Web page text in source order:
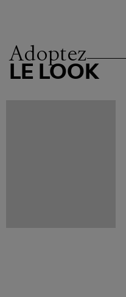
Adoptez
LE LOOK